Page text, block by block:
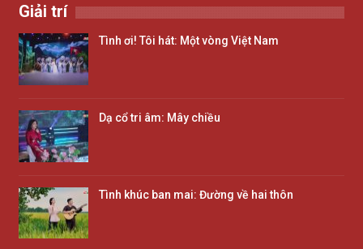
Giải trí
Tình ơi! Tôi hát: Một vòng Việt Nam
Dạ cổ tri âm: Mây chiều
Tình khúc ban mai: Đường về hai thôn